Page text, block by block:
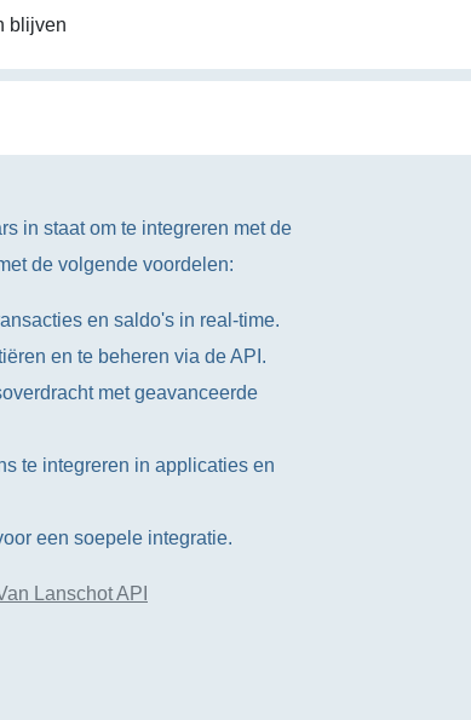
blijven
in staat om te integreren met de
de volgende voordelen:
en saldo's in real-time.
en te beheren via de API.
met geavanceerde
te integreren in applicaties en
een soepele integratie.
Lanschot API